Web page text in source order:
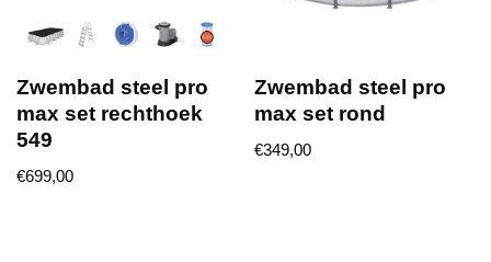
Zwembad steel pro
max set rechthoek
549
€699,00
Zwembad steel pro
max set rond
€349,00